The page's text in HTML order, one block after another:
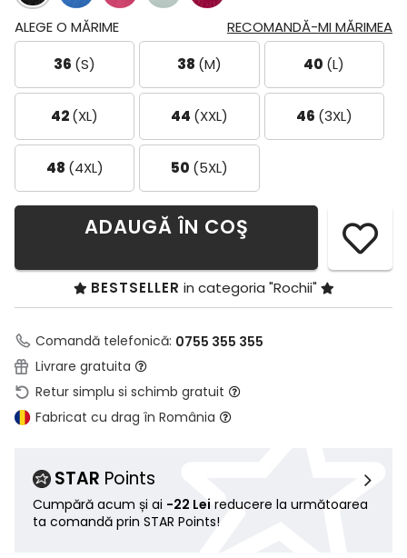
RECOMANDĂ-MI MĂRIMEA
ALEGE O MĂRIME
36 (S) 38 (M) 40 (L)
42(XL) 44 (XXL) 46 (3XL)
48 (4XL) 50 (5XL)
ADAUGĂ ÎN COŞ
BESTSELLER in categoria "Rochii"
Comandă telefonică: 0755 355 355
Livrare gratuita
Retur simplu si schimb gratuit
Fabricat cu drag în România
STAR Points
Cumpără acum și ai -22 Lei reducere la următoarea
ta comandă prin STAR Points!